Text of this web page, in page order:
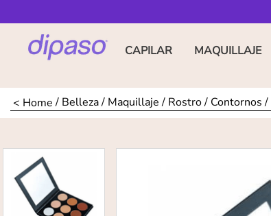
CAPILAR MAQUILLAJE
Belleza Maquillaje Rostro Contornos